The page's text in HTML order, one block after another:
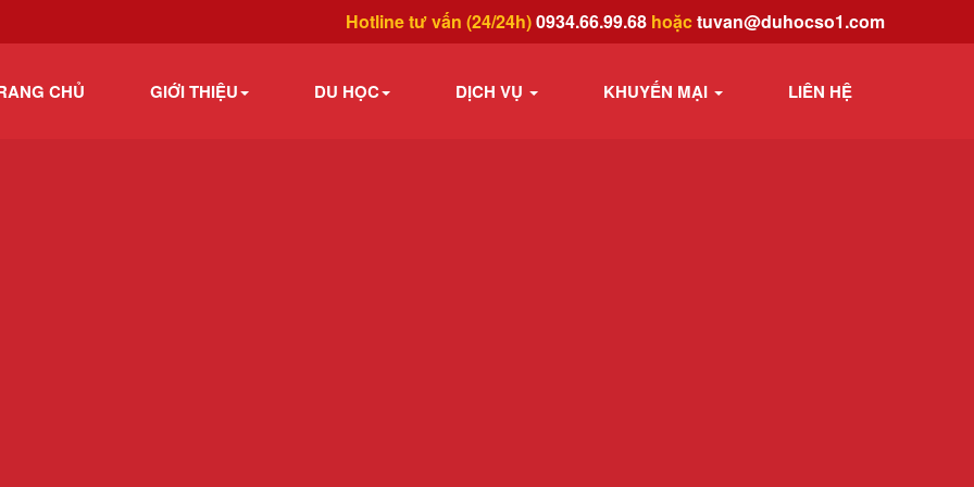
Hotline tư vấn (24/24h)0934.66.99.68 hoặctuvan@duhocso1.com
CHỦ GIỚI THIỆU DU HỌC DỊCH VỤ KHUYẾN MẠI LIÊN HỆ